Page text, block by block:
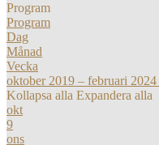
Program
Program
Dag
Månad
Vecka
oktober 2019 – februari 2024
Kollapsa alla Expandera alla
okt
9
ons